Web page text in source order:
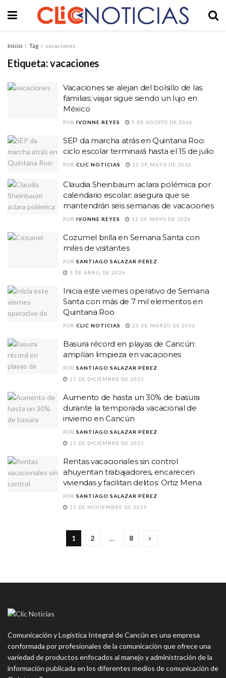
Inicio Tag vacaciones
Etiqueta:vacaciones
Vacaciones se alejan del bolsillo de las
familias; viajar sigue siendo un lujo en
México
POR IVONNE REYES 5 DE AGOSTO DE 2026
SEP da marcha atrás en Quintana Roo:
ciclo escolar terminará hasta el 15 de julio
POR CLIC NOTICIAS 13 DE MAYO DE 2026
Claudia Sheinbaum aclara polémica por
calendario escolar; asegura que se
mantendrán seis semanas de vacaciones
POR IVONNE REYES 11 DE MAYO DE 2026
Cozumel brilla en Semana Santa con
miles de visitantes
POR SANTIAGO SALAZAR PÉREZ
3 DE ABRIL DE 2026
Inicia este viernes operativo de Semana
Santa con más de 7 mil elementos en
Quintana Roo
POR CLIC NOTICIAS 25 DE MARZO DE 2026
Basura récord en playas de Cancún:
amplían limpieza en vacaciones
POR SANTIAGO SALAZAR PÉREZ
21 DE DICIEMBRE DE 2025
Aumento de hasta un 30% de basura
durante la temporada vacacional de
invierno en Cancún
POR SANTIAGO SALAZAR PÉREZ
21 DE DICIEMBRE DE 2025
Rentas vacacionales sin control
ahuyentan trabajadores, encarecen
viviendas y facilitan delitos: Ortiz Mena
POR SANTIAGO SALAZAR PÉREZ
21 DE NOVIEMBRE DE 2025
1 2 … 8
Comunicación y Logística Integral de Cancún es una empresa
conformada por profesionales de la comunicación que ofrece una
variedad de productos enfocados al manejo y administración de la
información publicada en los diferentes medios de comunicación de